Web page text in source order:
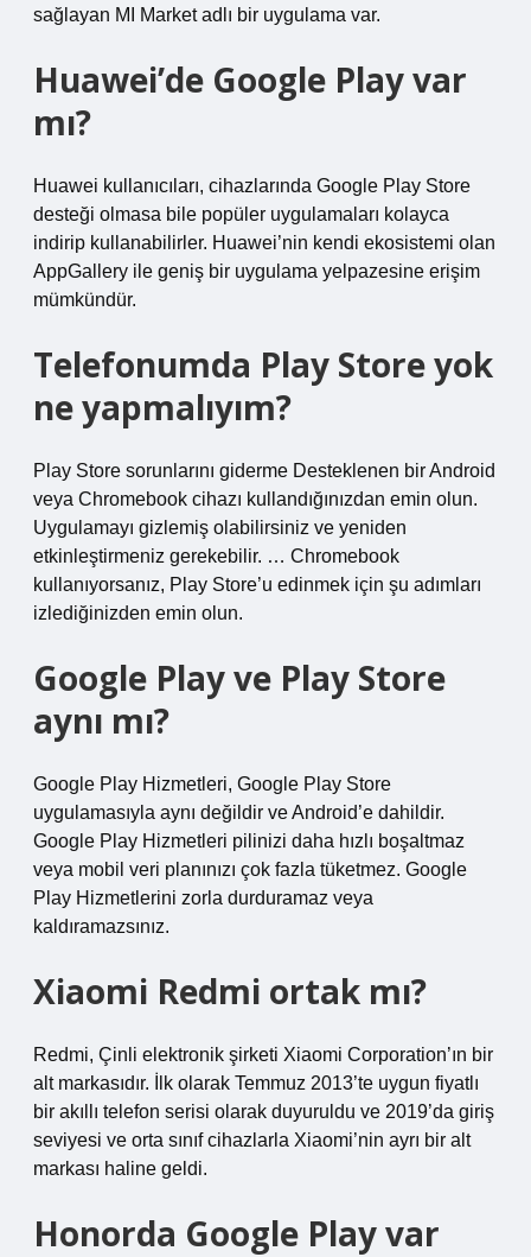
sağlayan MI Market adlı bir uygulama var.
Huawei’de Google Play var
mı?
Huawei kullanıcıları, cihazlarında Google Play Store
desteği olmasa bile popüler uygulamaları kolayca
indirip kullanabilirler. Huawei’nin kendi ekosistemi olan
AppGallery ile geniş bir uygulama yelpazesine erişim
mümkündür.
Telefonumda Play Store yok
ne yapmalıyım?
Play Store sorunlarını giderme Desteklenen bir Android
veya Chromebook cihazı kullandığınızdan emin olun.
Uygulamayı gizlemiş olabilirsiniz ve yeniden
etkinleştirmeniz gerekebilir. … Chromebook
kullanıyorsanız, Play Store’u edinmek için şu adımları
izlediğinizden emin olun.
Google Play ve Play Store
aynı mı?
Google Play Hizmetleri, Google Play Store
uygulamasıyla aynı değildir ve Android’e dahildir.
Google Play Hizmetleri pilinizi daha hızlı boşaltmaz
veya mobil veri planınızı çok fazla tüketmez. Google
Play Hizmetlerini zorla durduramaz veya
kaldıramazsınız.
Xiaomi Redmi ortak mı?
Redmi, Çinli elektronik şirketi Xiaomi Corporation’ın bir
alt markasıdır. İlk olarak Temmuz 2013’te uygun fiyatlı
bir akıllı telefon serisi olarak duyuruldu ve 2019’da giriş
seviyesi ve orta sınıf cihazlarla Xiaomi’nin ayrı bir alt
markası haline geldi.
Honorda Google Play var